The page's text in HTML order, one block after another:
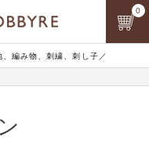
、編み物、刺繍、刺し子／
0